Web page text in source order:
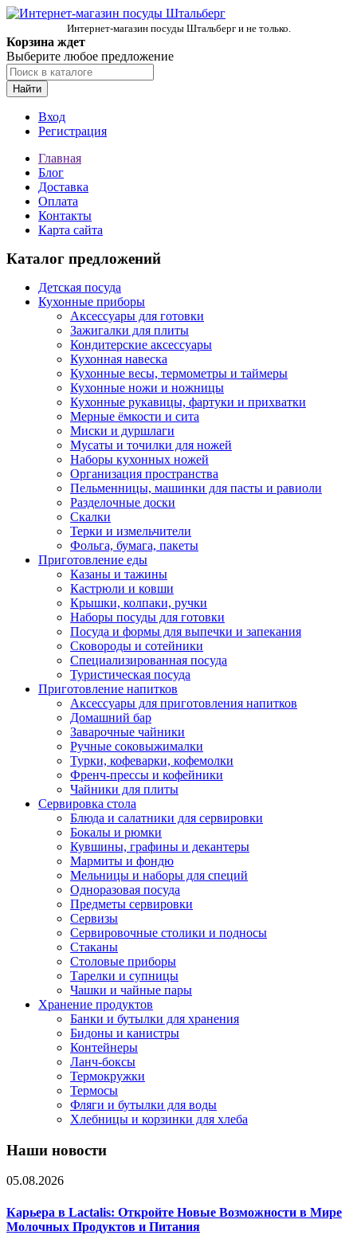
Интернет-магазин посуды Штальберг и не только.
Корзина ждет
Выберите любое предложение
Найти
Вход
Регистрация
Главная
Блог
Доставка
Оплата
Контакты
Карта сайта
Каталог предложений
Детская посуда
Кухонные приборы
Аксессуары для готовки
Зажигалки для плиты
Кондитерские аксессуары
Кухонная навеска
Кухонные весы, термометры и таймеры
Кухонные ножи и ножницы
Кухонные рукавицы, фартуки и прихватки
Мерные ёмкости и сита
Миски и дуршлаги
Мусаты и точилки для ножей
Наборы кухонных ножей
Организация пространства
Пельменницы, машинки для пасты и равиоли
Разделочные доски
Скалки
Терки и измельчители
Фольга, бумага, пакеты
Приготовление еды
Казаны и тажины
Кастрюли и ковши
Крышки, колпаки, ручки
Наборы посуды для готовки
Посуда и формы для выпечки и запекания
Сковороды и сотейники
Специализированная посуда
Туристическая посуда
Приготовление напитков
Аксессуары для приготовления напитков
Домашний бар
Заварочные чайники
Ручные соковыжималки
Турки, кофеварки, кофемолки
Френч-прессы и кофейники
Чайники для плиты
Сервировка стола
Блюда и салатники для сервировки
Бокалы и рюмки
Кувшины, графины и декантеры
Мармиты и фондю
Мельницы и наборы для специй
Одноразовая посуда
Предметы сервировки
Сервизы
Сервировочные столики и подносы
Стаканы
Столовые приборы
Тарелки и супницы
Чашки и чайные пары
Хранение продуктов
Банки и бутылки для хранения
Бидоны и канистры
Контейнеры
Ланч-боксы
Термокружки
Термосы
Фляги и бутылки для воды
Хлебницы и корзинки для хлеба
Наши новости
05.08.2026
Карьера в Lactalis: Откройте Новые Возможности в Мире
Молочных Продуктов и Питания